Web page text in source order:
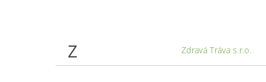
Z Zdravá Tráva s.r.o.